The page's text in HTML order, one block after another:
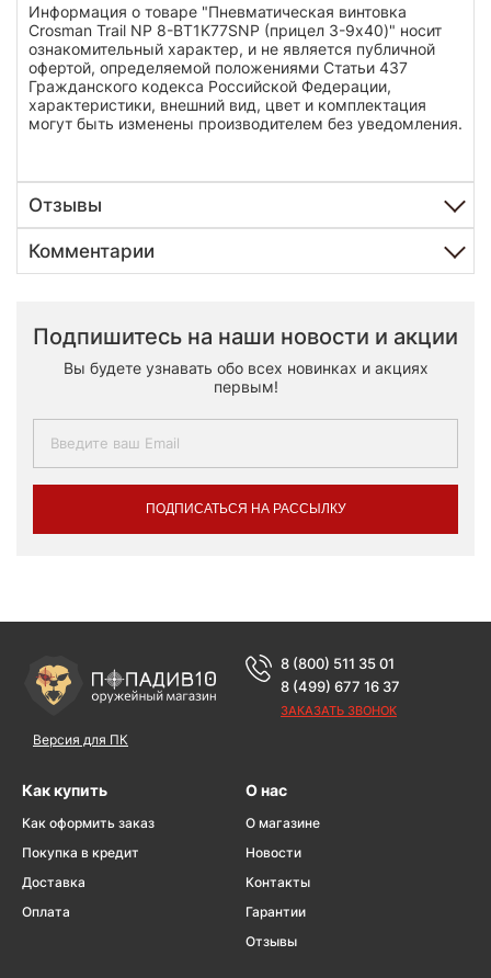
Информация о товаре "Пневматическая винтовка
Crosman Trail NP 8-BT1K77SNP (прицел 3-9х40)" носит
ознакомительный характер, и не является публичной
офертой, определяемой положениями Статьи 437
Гражданского кодекса Российской Федерации,
характеристики, внешний вид, цвет и комплектация
могут быть изменены производителем без уведомления.
Отзывы
Комментарии
Подпишитесь на наши новости и акции
Вы будете узнавать обо всех новинках и акциях
первым!
ПОДПИСАТЬСЯ НА РАССЫЛКУ
Версия для ПК
8 (800) 511 35 01
8 (499) 677 16 37
ЗАКАЗАТЬ ЗВОНОК
Как купить
Как оформить заказ
Покупка в кредит
Доставка
Оплата
О нас
О магазине
Новости
Контакты
Гарантии
Отзывы